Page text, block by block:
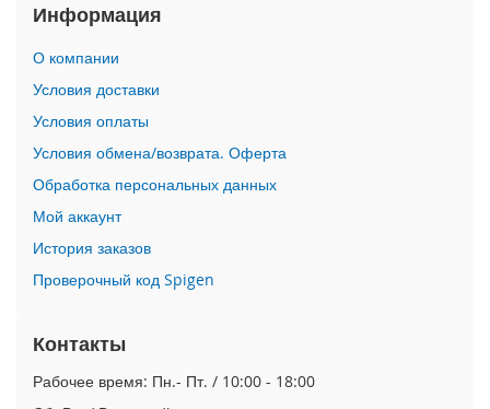
P
h
o
n
e
1
7
P
r
o
i
o
n
e
Информация
О компании
Условия доставки
Условия оплаты
Условия обмена/возврата. Оферта
Обработка персональных данных
Мой аккаунт
История заказов
Проверочный код Spigen
Контакты
Рабочее время: Пн.- Пт. / 10:00 - 18:00